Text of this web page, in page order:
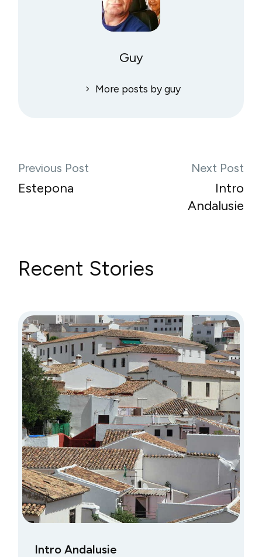
Guy
More posts by guy
Previous Post
Estepona
Next Post
Intro
Andalusie
Recent Stories
Intro Andalusie